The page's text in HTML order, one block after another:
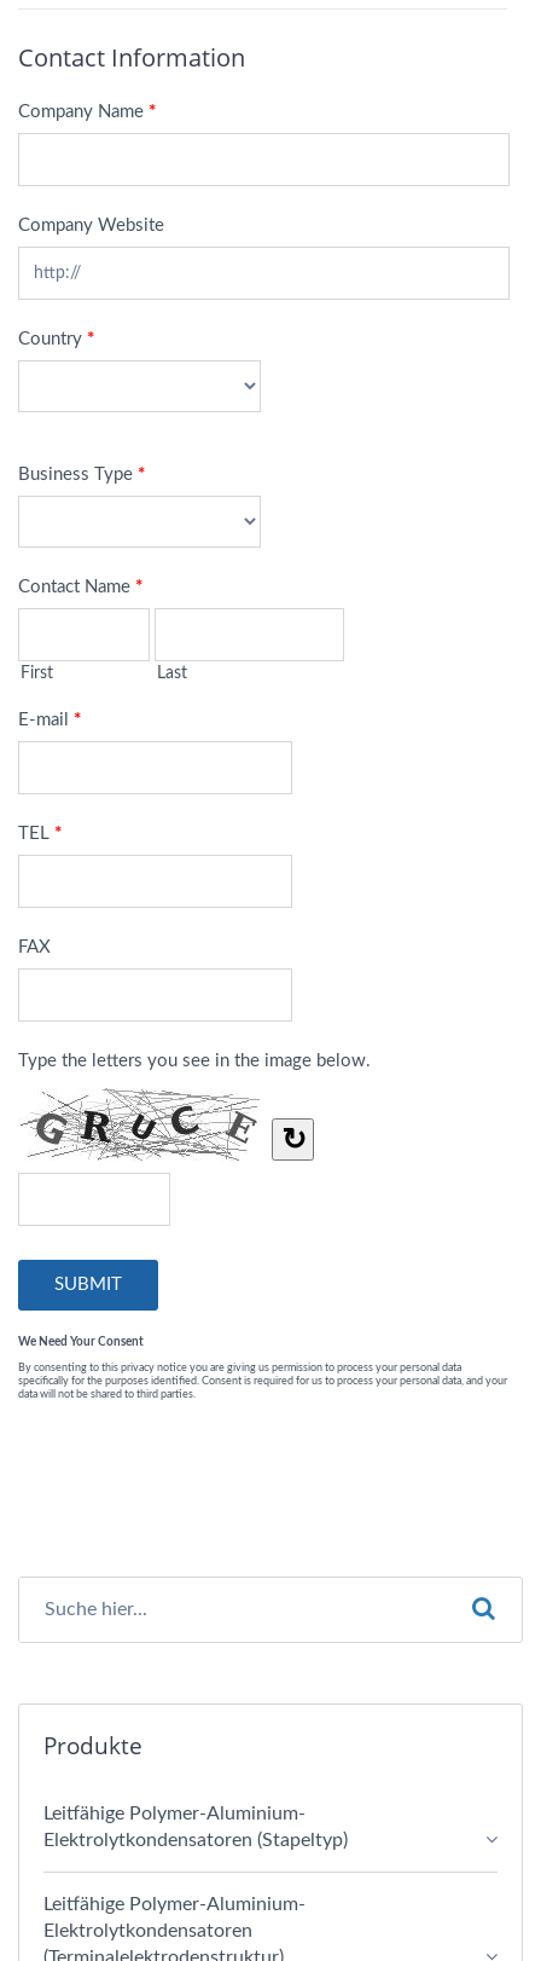
Produkte
Leitfähige Polymer-Aluminium-
Elektrolytkondensatoren (Stapeltyp)
Leitfähige Polymer-Aluminium-
Elektrolytkondensatoren
(Terminalelektrodenstruktur)